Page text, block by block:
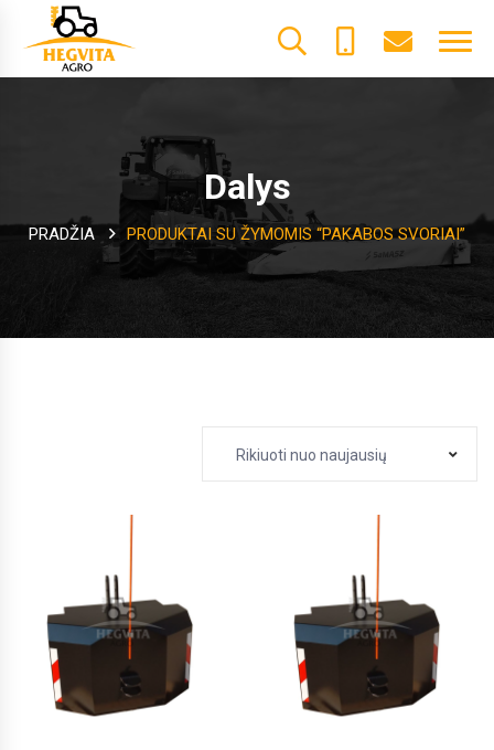
+370
Dalys
PRADŽIA PRODUKTAI SU ŽYMOMIS “PAKABOS SVORIAI”
Rikiuoti nuo naujausių